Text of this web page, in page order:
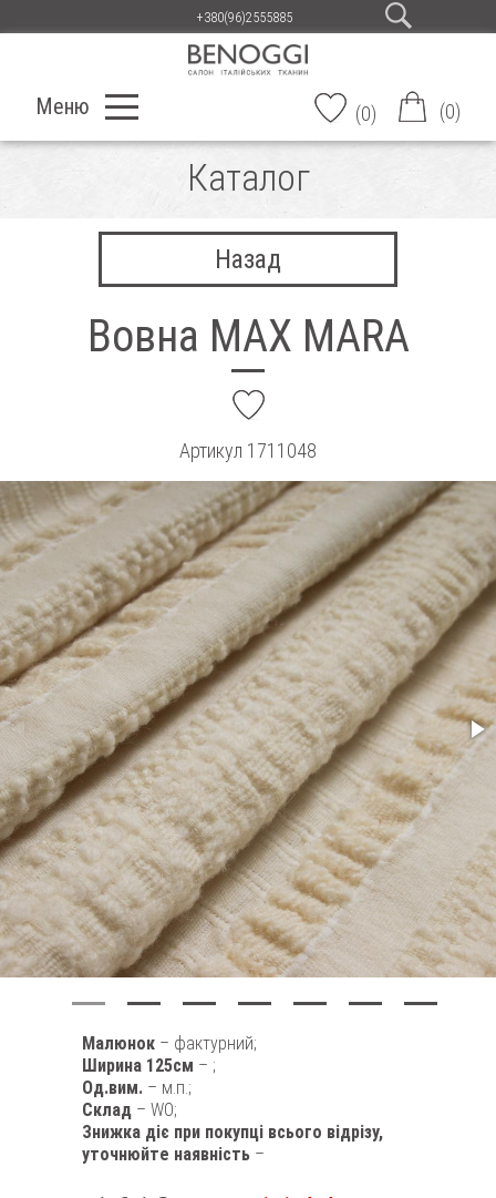
+380(96)2555885
Меню (0) (0)
Каталог
Назад
Вовна MAX MARA
Артикул 1711048
Малюнок – фактурний;
Ширина 125см – ;
Од.вим. – м.п.;
Склад – WO;
Знижка діє при покупці всього відрізу,
уточнюйте наявність –